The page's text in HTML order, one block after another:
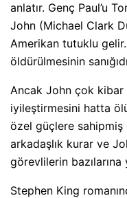
anlatır. Genç Paul’u
John (Michael Clark
Amerikan tutuklu
öldürülmesinin
Ancak John çok kibar
iyileştirmesini hatta
özel güçlere
arkadaşlık kurar ve
görevlilerin bazılarına
Stephen King